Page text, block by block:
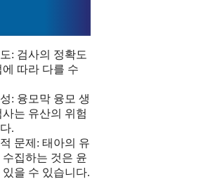
: 검사의 정확도
따라 다를 수
: 융모막 융모 생
는 유산의 위험
.
문제: 태아의 유
집하는 것은 윤
을 수 있습니다.